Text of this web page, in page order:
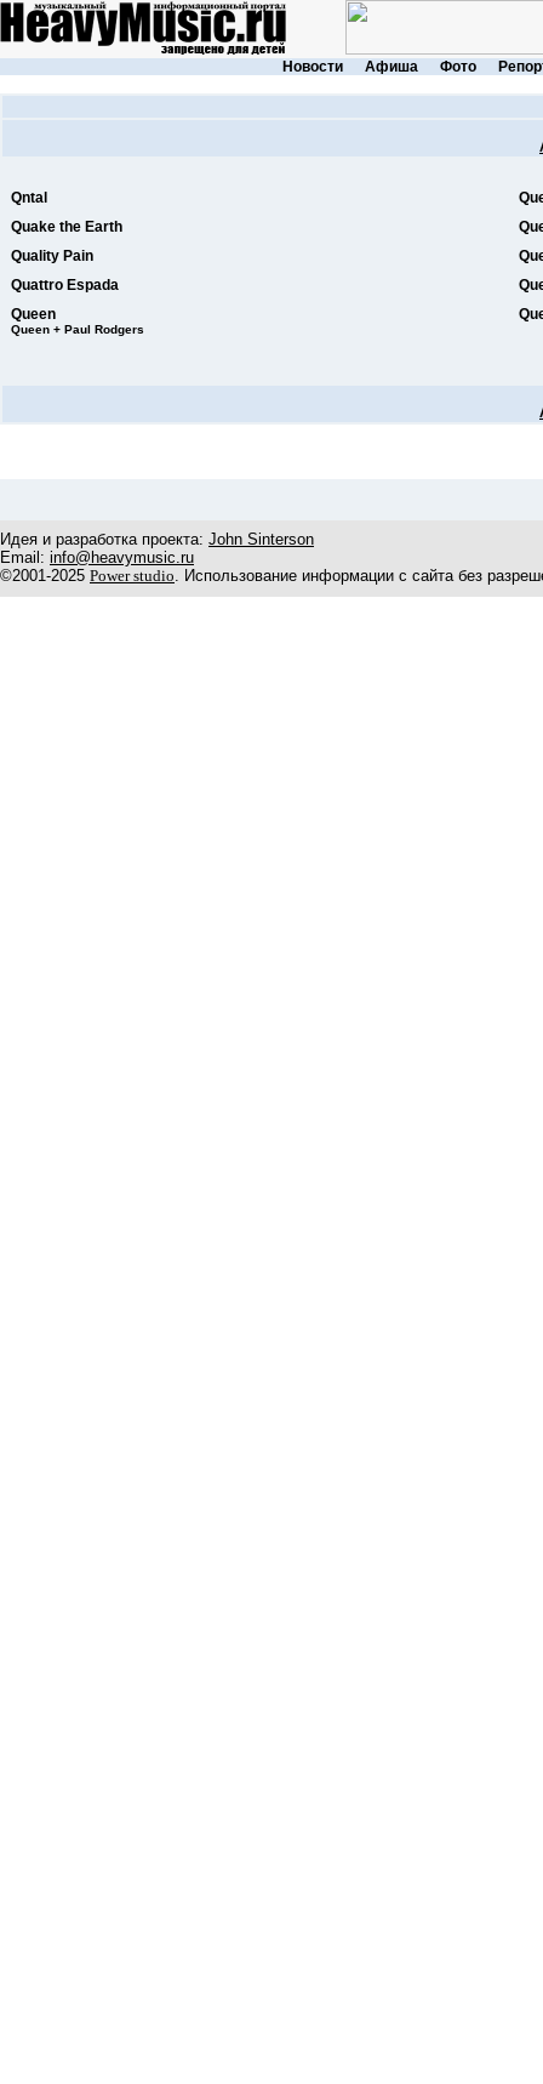
Новости Афиша Фото
Qntal
Quake the Earth
Quality Pain
Quattro Espada
Queen
Queen + Paul Rodgers
Идея и разработка проекта: John Sinterson
Email: info@heavymusic.ru
©2001-2025 Power studio. Использование информации с сайта без